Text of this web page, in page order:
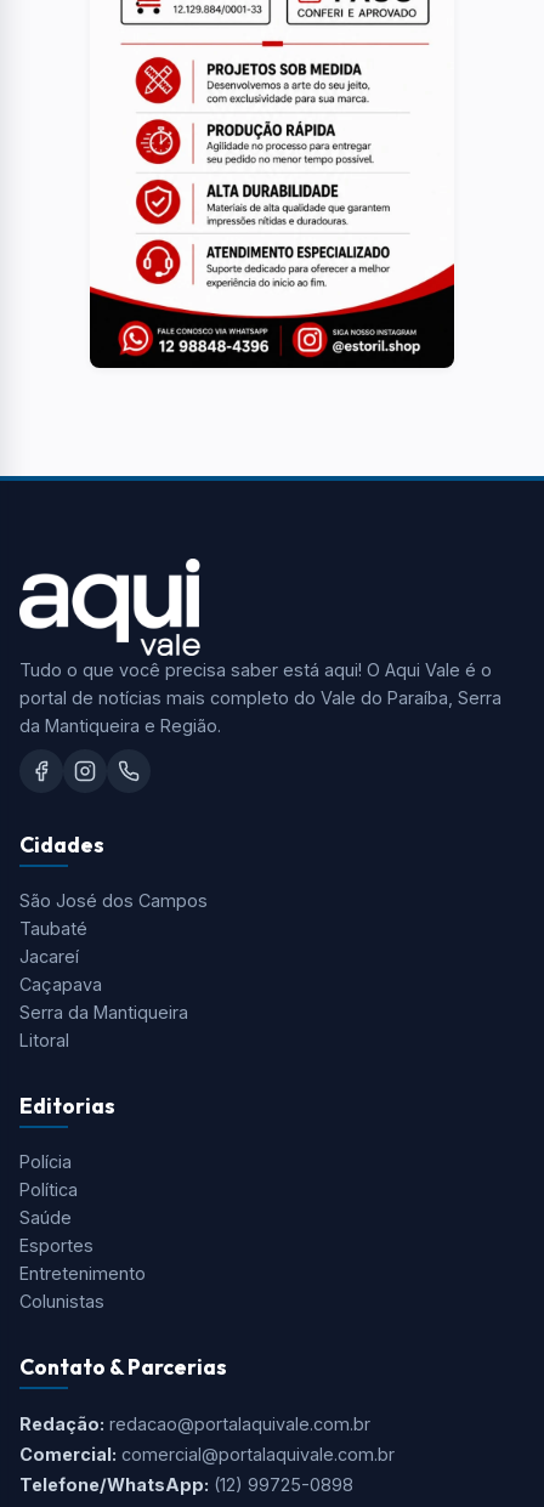
Tudo o que você precisa saber está aqui! O Aqui Vale é o
portal de notícias mais completo do Vale do Paraíba, Serra
da Mantiqueira e Região.
Cidades
São José dos Campos
Taubaté
Jacareí
Caçapava
Serra da Mantiqueira
Litoral
Editorias
Polícia
Política
Saúde
Esportes
Entretenimento
Colunistas
Contato & Parcerias
Redação: redacao@portalaquivale.com.br
Comercial: comercial@portalaquivale.com.br
Telefone/WhatsApp: (12) 99725-0898